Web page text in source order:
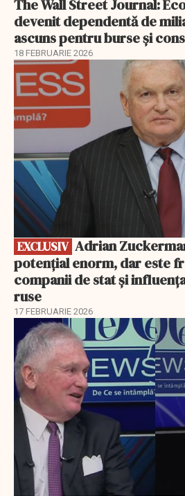
The Wall Street Journal:
devenit dependentă de
ascuns pentru burse și
18 FEBRUARIE 2026
EXCLUSIV
EXCLUSIV
potențial enorm, dar este
companii de stat și
ruse
17 FEBRUARIE 2026
EXCLUSIV